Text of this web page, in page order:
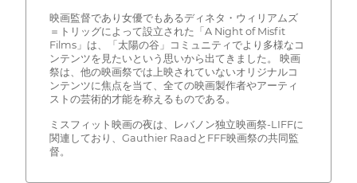
映画監督であり女優でもあるディネタ・ウィリアムズ
＝トリッグによって設立された「A Night of Misfit
Films」は、「太陽の谷」コミュニティでより多様なコ
ンテンツを見たいという思いから出てきました。 映画
祭は、他の映画祭では上映されていないオリジナルコ
ンテンツに焦点を当て、全ての映画製作者やアーティ
ストの芸術的才能を称えるものである。
ミスフィット映画の夜は、レバノン独立映画祭-LIFFに
関連しており、Gauthier RaadとFFF映画祭の共同監
督。